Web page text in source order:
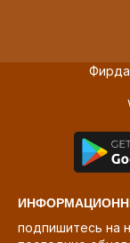
подпишитесь на